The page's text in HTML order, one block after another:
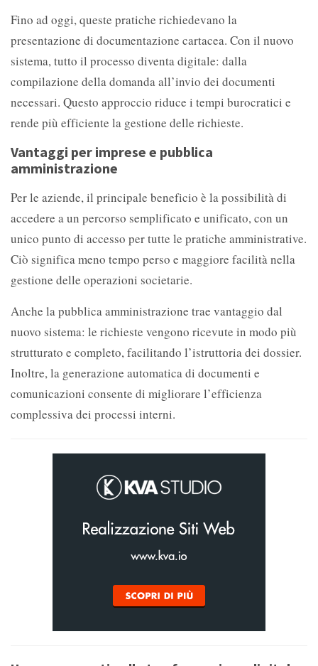
Fino ad oggi, queste pratiche richiedevano la
presentazione di documentazione cartacea. Con il nuovo
sistema, tutto il processo diventa digitale: dalla
compilazione della domanda all’invio dei documenti
necessari. Questo approccio riduce i tempi burocratici e
rende più efficiente la gestione delle richieste.
Vantaggi per imprese e pubblica
amministrazione
Per le aziende, il principale beneficio è la possibilità di
accedere a un percorso semplificato e unificato, con un
unico punto di accesso per tutte le pratiche amministrative.
Ciò significa meno tempo perso e maggiore facilità nella
gestione delle operazioni societarie.
Anche la pubblica amministrazione trae vantaggio dal
nuovo sistema: le richieste vengono ricevute in modo più
strutturato e completo, facilitando l’istruttoria dei dossier.
Inoltre, la generazione automatica di documenti e
comunicazioni consente di migliorare l’efficienza
complessiva dei processi interni.